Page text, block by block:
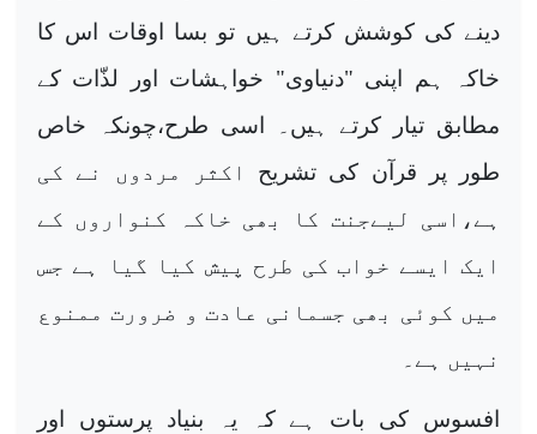
دینے کی کوشش کرتے ہیں تو بسا اوقات اس کا
خاکہ ہم اپنی "دنیاوی" خواہشات اور لذّات کے
مطابق تیار کرتے ہیں۔ اسی طرح،چونکہ خاص
طور پر قرآن کی تشریح
اکثر مردوں نے کی
ہے،اسی لیےجنت کا بھی خاکہ کنواروں کے
ایک ایسے خواب کی طرح پیش کیا گیا ہے جس
میں کوئی بھی جسمانی عادت و ضرورت ممنوع
نہیں ہے۔
افسوس کی بات ہے کہ یہ بنیاد پرستوں اور